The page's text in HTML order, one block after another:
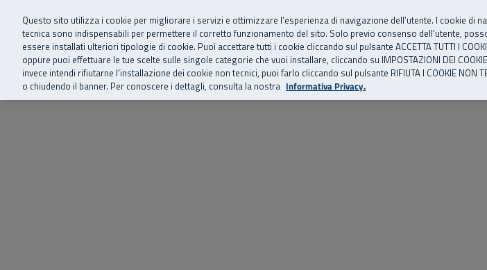
Vai al menu principale
Vai al contenuto principale
Vai al Footer
SuperAbile - il Contact Center Inail per il mondo della disabilità
Home Chi siamo Storie, news ed eventi Risorse utili
Questo sito utilizza i cookie per migliorare i servizi e ottimizzare l’esperienza di navigazione dell’utente. I cookie di
tecnica sono indispensabili per permettere il corretto funzionamento del sito. Solo previo consenso dell’utente,
essere installati ulteriori tipologie di cookie. Puoi accettare tutti i cookie cliccando sul pulsante ACCETTA TUTTI I
oppure puoi effettuare le tue scelte sulle singole categorie che vuoi installare, cliccando su IMPOSTAZIONI DEI
invece intendi rifiutarne l’installazione dei cookie non tecnici, puoi farlo cliccando sul pulsante RIFIUTA I COOKIE NON
o chiudendo il banner. Per conoscere i dettagli, consulta la nostra Informativa Privacy.